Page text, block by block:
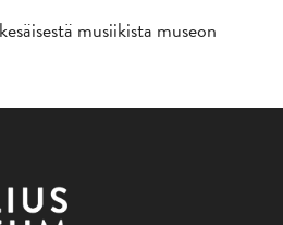
musiikista museon